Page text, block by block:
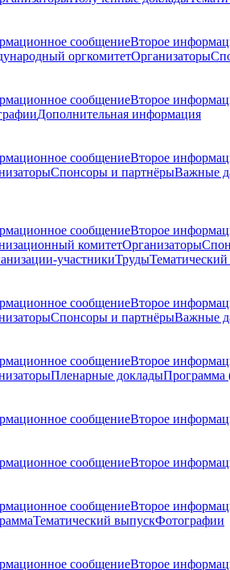
сообщениеВторое
оргкомитетОрганизаторы
сообщениеВторое
Дополнительная информация
сообщениеВторое
Спонсоры и партнёрыВажные
сообщениеВторое
комитетОрганизаторы
участникиТруды
сообщениеВторое
Спонсоры и партнёрыВажные
сообщениеВторое
Пленарные докладыПрограмма
сообщениеВторое
сообщениеВторое
сообщениеВторое
Тематический выпускФотографии
сообщениеВторое